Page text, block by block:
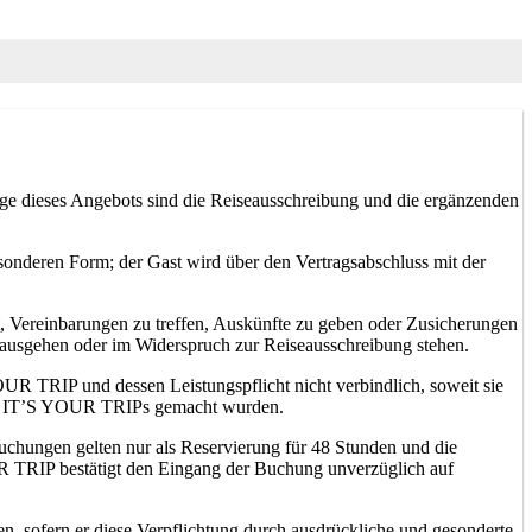
Angebots sind die Reiseausschreibung und die ergänzenden
Form; der Gast wird über den Vertragsabschluss mit der
zu treffen, Auskünfte zu geben oder Zusicherungen
oder im Widerspruch zur Reiseausschreibung stehen.
TRIP und dessen Leistungspflicht nicht verbindlich, soweit sie
YOUR TRIPs gemacht wurden.
gelten nur als Reservierung für 48 Stunden und die
TRIP bestätigt den Eingang der Buchung unverzüglich auf